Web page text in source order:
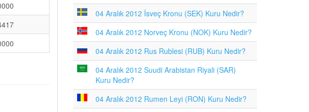
04 Aralık 2012 İsveç Kronu (SEK) Kuru Nedir?
04 Aralık 2012 Norveç Kronu (NOK) Kuru Nedir?
04 Aralık 2012 Rus Rublesi (RUB) Kuru Nedir?
04 Aralık 2012 Suudi Arabistan Riyali (SAR)
Kuru Nedir?
04 Aralık 2012 Rumen Leyi (RON) Kuru Nedir?